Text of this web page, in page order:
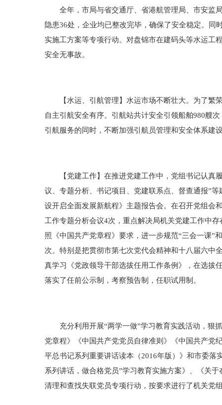
全年，市局与省交通厅、省港航管理局、市安监局
隐患36处，企业均已整改完毕，确保了安全稳定。同
实施工方案等专项行动。对盘锦市在建码头等水运工
安全无事故。
【水运、引航管理】水运市场不断壮大。为了繁荣
自主引航安全有序。引航站共计安全引领船舶980艘
引航服务的同时，不断加强引航员管理和安全体系建
【党建工作】在推进党建工作中，党组书记认真履
议、专题分析、书记项目、党建联系点、督查通报”
设开启全面发展新航程》主题报告会。在召开党组会
工作专题分析会议4次，重点解决局机关党建工作中
照《中国共产党章程》要求，进一步规范“三会一课”
次。特别是把贯彻市第七次党代会精神和十八届六中
真学习《党政领导干部选拔任用工作条例》，在选拔
落实了任前公示制，考察预告制，任职试用制。
充分利用开展“两学一做”学习教育实践活动，狠抓
党章程》《中国共产党党员自律准则》《中国共产党
平总书记系列重要讲话读本（2016年版）》和市委落
系列讲话，做合格党员”学习教育实施方案》、《关
清理和查找失联党员专项行动，按要求进行了机关党